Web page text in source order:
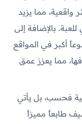
واقعية، مما يزيد
بالإضافة إلى
أكبر في المواقع
مما يعزز عمق
فحسب، بل يأتي
طابعاً مميزاً